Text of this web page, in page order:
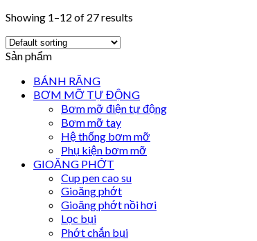
Showing 1–12 of 27 results
Sản phẩm
BÁNH RĂNG
BƠM MỠ TỰ ĐỘNG
Bơm mỡ điện tự động
Bơm mỡ tay
Hệ thống bơm mỡ
Phụ kiện bơm mỡ
GIOĂNG PHỚT
Cup pen cao su
Gioăng phớt
Gioăng phớt nồi hơi
Lọc bụi
Phớt chắn bụi